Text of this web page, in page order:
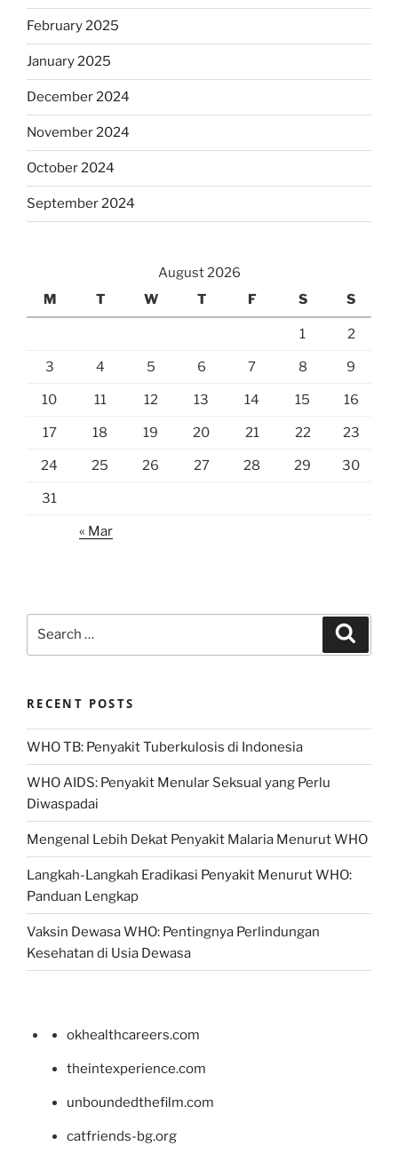
February 2025
January 2025
December 2024
November 2024
October 2024
September 2024
August 2026
M
T W T F S S
1 2
3 4 5 6 7 8 9
10 11 12 13 14 15 16
17 18 19 20 21 22 23
24 25 26 27 28 29 30
31
« Mar
RECENT POSTS
WHO TB: Penyakit Tuberkulosis di Indonesia
WHO AIDS: Penyakit Menular Seksual yang Perlu
Diwaspadai
Mengenal Lebih Dekat Penyakit Malaria Menurut WHO
Langkah-Langkah Eradikasi Penyakit Menurut WHO:
Panduan Lengkap
Vaksin Dewasa WHO: Pentingnya Perlindungan
Kesehatan di Usia Dewasa
okhealthcareers.com
theintexperience.com
unboundedthefilm.com
catfriends-bg.org